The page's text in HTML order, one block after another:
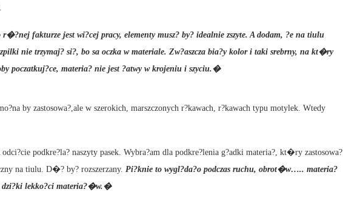
fakturze jest wi?cej pracy, elementy musz? by? idealnie zszyte. A dodam, ?e na tiulu
nie trzymaj? si?, bo sa oczka w materiale. Zw?aszcza bia?y kolor i taki srebrny, na kt�ry
poczatkuj?ce, materia? nie jest ?atwy w krojeniu i szyciu.�
by zastosowa?,ale w szerokich, marszczonych r?kawach, r?kawach typu motylek. Wtedy
podkre?la? naszyty pasek. Wybra?am dla podkre?lenia g?adki materia?, kt�ry zastosowa?
na tiulu. D�? by? rozszerzany. Pi?knie to wygl?da?o podczas ruchu, obrot�w….. materia?
dzi?ki lekko?ci materia?�w.�